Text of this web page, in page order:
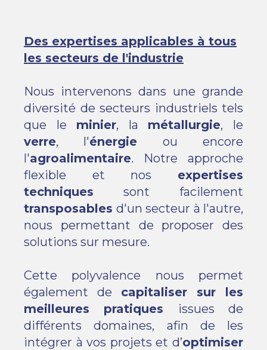
Des expertises applicables à tous
les secteurs de l'industrie
Nous intervenons dans une grande
diversité de secteurs industriels tels
que le minier, la métallurgie, le
verre, l'énergie ou encore
l'agroalimentaire. Notre approche
flexible et nos expertises
techniques sont facilement
transposables d'un secteur à l'autre,
nous permettant de proposer des
solutions sur mesure.
Cette polyvalence nous permet
également de capitaliser sur les
meilleures pratiques issues de
différents domaines, afin de les
intégrer à vos projets et d’optimiser